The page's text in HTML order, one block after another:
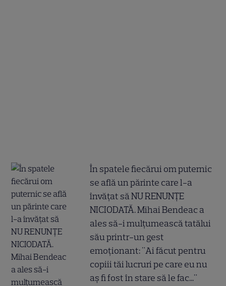
În spatele fiecărui om puternic
se află un părinte care l-a
învățat să NU RENUNȚE
NICIODATĂ. Mihai Bendeac a
ales să-i mulțumească tatălui
său printr-un gest
emoționant: "Ai făcut pentru
copiii tăi lucruri pe care eu nu
aș fi fost în stare să le fac..."